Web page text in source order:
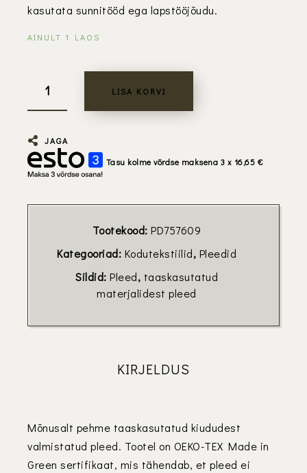
kasutata sunnitööd ega lapstööjõudu.
AINULT 1 LAOS
LISA KORVI
JAGA
Tasu kolme võrdse maksena 3 x 16,65 €
Tootekood:PD757609
Kategooriad: Kodutekstiilid, Pleedid
Sildid: Pleed, taaskasutatud
materjalidest pleed
KIRJELDUS
Mõnusalt pehme taaskasutatud kiududest
valmistatud pleed. Tootel on OEKO-TEX Made in
Green sertifikaat, mis tähendab, et pleed ei